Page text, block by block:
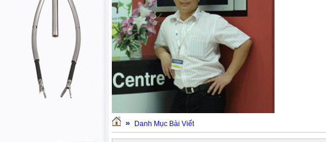
» Danh Mục Bài Viết